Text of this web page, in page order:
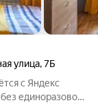
улица,7Б
с Яндекс
единоразовой